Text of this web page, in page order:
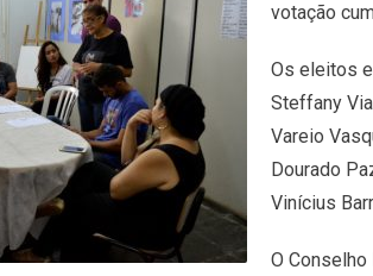
votação
Os eleitos
Steffany
Vareio
Dourado
Vinícius
O